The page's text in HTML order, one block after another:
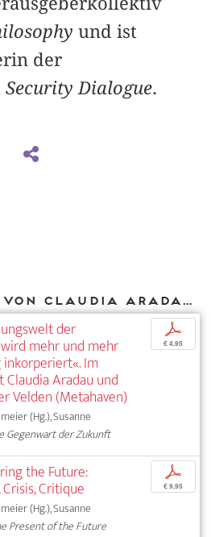
und ist
der
Security Dialogue.
Weitere Texte von Claudia Aradau bei DIAPHANES
der
mehr und mehr
Im
Claudia Aradau und
Velden (Metahaven)
(Hg.), Susanne
Gegenwart der Zukunft
p
€ 4,95
the Future:
Critique
(Hg.), Susanne
Present of the Future
p
€ 9,95